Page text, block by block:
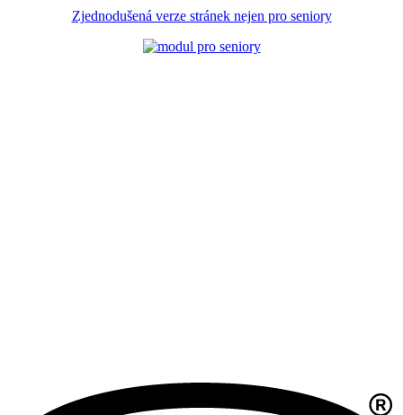
Zjednodušená verze stránek nejen pro seniory